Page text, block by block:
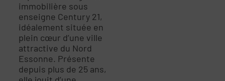
immobilière sous
enseigne Century 21,
idéalement située en
plein cœur d’une ville
attractive du Nord
Essonne. Présente
depuis plus de 25 ans,